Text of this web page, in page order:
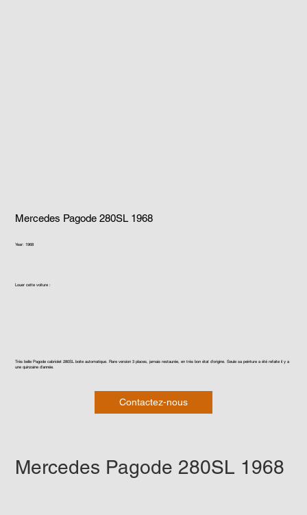
Mercedes Pagode 280SL 1968
Très belle Pagode cabriolet 280SL boite automatique. Rare version 3 places, jamais restaurée, en très bon état d'origine. Seule sa peinture a été refaite il y a
une quinzaine d'année.
Contactez-nous
Mercedes Pagode 280SL 1968
Year: 1968
Louer cette voiture :